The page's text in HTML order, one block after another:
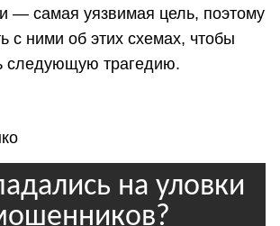
самая уязвимая цель, поэтому
с ними об этих схемах, чтобы
следующую трагедию.